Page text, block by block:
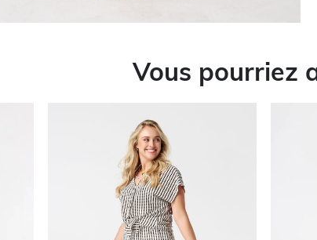
Vous pourriez